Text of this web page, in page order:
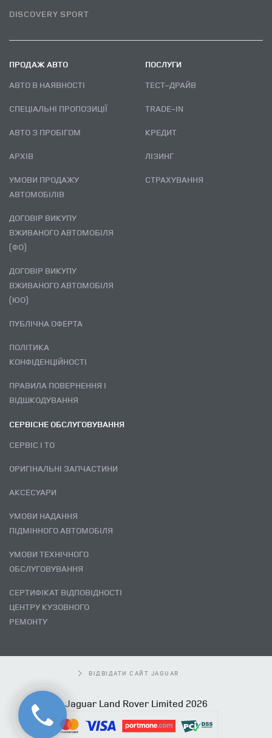
DISCOVERY SPORT
ПРОДАЖ АВТО
АВТО В НАЯВНОСТІ
СПЕЦІАЛЬНІ ПРОПОЗИЦІЇ
АВТО З ПРОБІГОМ
АРХІВ
УМОВИ ПРОДАЖУ
АВТОМОБІЛІВ
ДОГОВІР ВИКУПУ
ВЖИВАНОГО АВТОМОБІЛЯ
(ФО)
ДОГОВІР ВИКУПУ
ВЖИВАНОГО АВТОМОБІЛЯ
(ЮО)
ПУБЛІЧНА ОФЕРТА
ПОЛІТИКА
КОНФІДЕНЦІЙНОСТІ
ПРАВИЛА ПОВЕРНЕННЯ І
ВІДШКОДУВАННЯ
ПОСЛУГИ
ТЕСТ–ДРАЙВ
TRADE-IN
КРЕДИТ
ЛІЗИНГ
СТРАХУВАННЯ
СЕРВІСНЕ ОБСЛУГОВУВАННЯ
СЕРВІС І ТО
ОРИГІНАЛЬНІ ЗАПЧАСТИНИ
АКСЕСУАРИ
УМОВИ НАДАННЯ
ПІДМІННОГО АВТОМОБІЛЯ
УМОВИ ТЕХНІЧНОГО
ОБСЛУГОВУВАННЯ
СЕРТИФІКАТ ВІДПОВІДНОСТІ
ЦЕНТРУ КУЗОВНОГО
РЕМОНТУ
ВІДВІДАТИ САЙТ JAGUAR
Jaguar Land Rover Limited 2026